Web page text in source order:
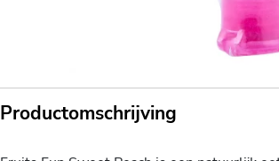
Productomschrijving